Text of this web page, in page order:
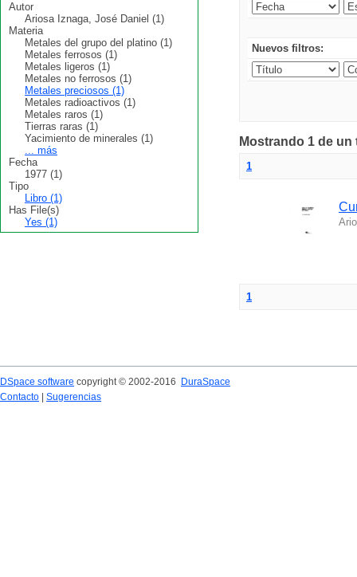
Nuevos filtros:
Mostrando 1 de
1
1
Autor
Ariosa Iznaga, José Daniel (1)
Materia
Metales del grupo del platino (1)
Metales ferrosos (1)
Metales ligeros (1)
Metales no ferrosos (1)
Metales preciosos (1)
Metales radioactivos (1)
Metales raros (1)
Tierras raras (1)
Yacimiento de minerales (1)
... más
Fecha
1977 (1)
Tipo
Libro (1)
Has File(s)
Yes (1)
DSpace software copyright © 2002-2016
DuraSpace
Contacto
Sugerencias